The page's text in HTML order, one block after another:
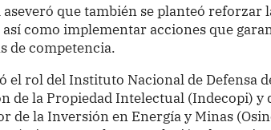
que también se planteó reforzar
como implementar acciones que
de competencia.
el rol del Instituto Nacional de Defensa
de la Propiedad Intelectual (Indecopi) y
de la Inversión en Energía y Minas